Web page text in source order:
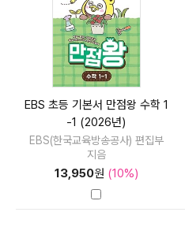
EBS 초등 기본서 만점왕 수학 1
-1 (2026년)
EBS(한국교육방송공사) 편집부
지음
13,950원 (10%)